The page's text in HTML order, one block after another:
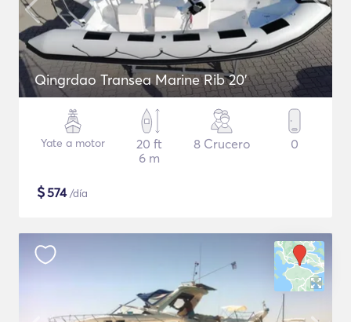
Qingrdao Transea Marine Rib 20'
Yate a motor
20 ft
6 m
8 Crucero 0
$574/día